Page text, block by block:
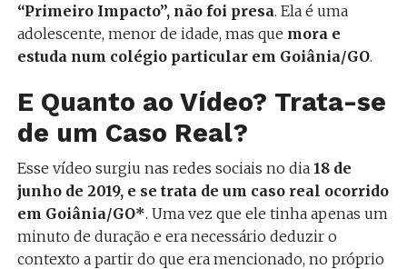
“Primeiro Impacto”, não foi presa. Ela é uma
adolescente, menor de idade, mas que mora e
estuda num colégio particular em Goiânia/GO.
E Quanto ao Vídeo? Trata-se
de um Caso Real?
Esse vídeo surgiu nas redes sociais no dia 18 de
junho de 2019, e se trata de um caso real ocorrido
em Goiânia/GO*. Uma vez que ele tinha apenas um
minuto de duração e era necessário deduzir o
contexto a partir do que era mencionado, no próprio